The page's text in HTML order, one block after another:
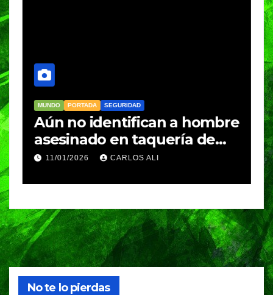
MUNDO PORTADA SEGURIDAD
Aún no identifican a hombre
asesinado en taquería de
Amozoc
11/01/2026 CARLOS ALI
No te lo pierdas